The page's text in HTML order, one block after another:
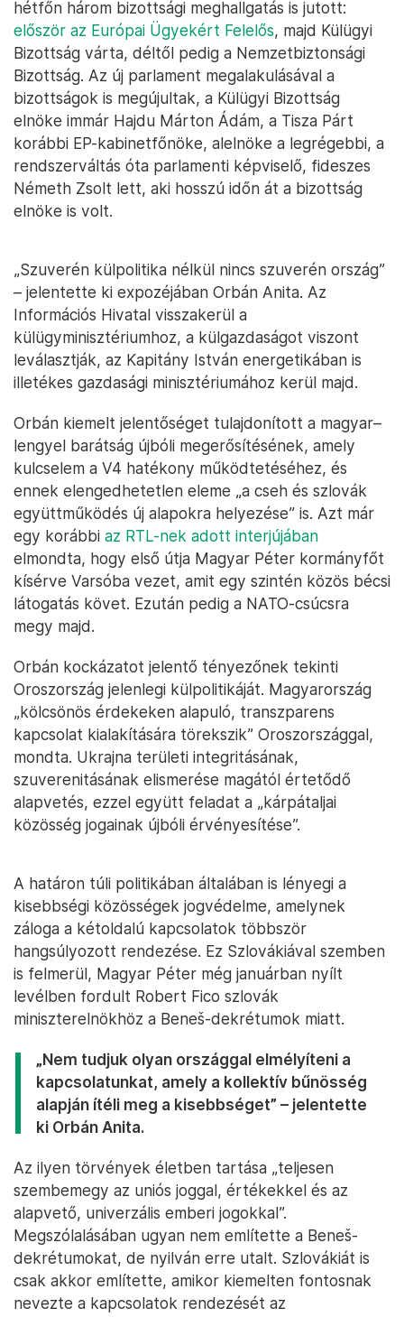
hétfőn három bizottsági meghallgatás is jutott:
először az Európai Ügyekért Felelős, majd Külügyi
Bizottság várta, déltől pedig a Nemzetbiztonsági
Bizottság. Az új parlament megalakulásával a
bizottságok is megújultak, a Külügyi Bizottság
elnöke immár Hajdu Márton Ádám, a Tisza Párt
korábbi EP-kabinetfőnöke, alelnöke a legrégebbi, a
rendszerváltás óta parlamenti képviselő, fideszes
Németh Zsolt lett, aki hosszú időn át a bizottság
elnöke is volt.
„Szuverén külpolitika nélkül nincs szuverén ország”
– jelentette ki expozéjában Orbán Anita. Az
Információs Hivatal visszakerül a
külügyminisztériumhoz, a külgazdaságot viszont
leválasztják, az Kapitány István energetikában is
illetékes gazdasági minisztériumához kerül majd.
Orbán kiemelt jelentőséget tulajdonított a magyar–
lengyel barátság újbóli megerősítésének, amely
kulcselem a V4 hatékony működtetéséhez, és
ennek elengedhetetlen eleme „a cseh és szlovák
együttműködés új alapokra helyezése” is. Azt már
egy korábbi az RTL-nek adott interjújában
elmondta, hogy első útja Magyar Péter kormányfőt
kísérve Varsóba vezet, amit egy szintén közös bécsi
látogatás követ. Ezután pedig a NATO-csúcsra
megy majd.
Orbán kockázatot jelentő tényezőnek tekinti
Oroszország jelenlegi külpolitikáját. Magyarország
„kölcsönös érdekeken alapuló, transzparens
kapcsolat kialakítására törekszik” Oroszországgal,
mondta. Ukrajna területi integritásának,
szuverenitásának elismerése magától értetődő
alapvetés, ezzel együtt feladat a „kárpátaljai
közösség jogainak újbóli érvényesítése”.
A határon túli politikában általában is lényegi a
kisebbségi közösségek jogvédelme, amelynek
záloga a kétoldalú kapcsolatok többször
hangsúlyozott rendezése. Ez Szlovákiával szemben
is felmerül, Magyar Péter még januárban nyílt
levélben fordult Robert Fico szlovák
miniszterelnökhöz a Beneš-dekrétumok miatt.
„Nem tudjuk olyan országgal elmélyíteni a
kapcsolatunkat, amely a kollektív bűnösség
alapján ítéli meg a kisebbséget” – jelentette
ki Orbán Anita.
Az ilyen törvények életben tartása „teljesen
szembemegy az uniós joggal, értékekkel és az
alapvető, univerzális emberi jogokkal”.
Megszólalásában ugyan nem említette a Beneš-
dekrétumokat, de nyilván erre utalt. Szlovákiát is
csak akkor említette, amikor kiemelten fontosnak
nevezte a kapcsolatok rendezését az